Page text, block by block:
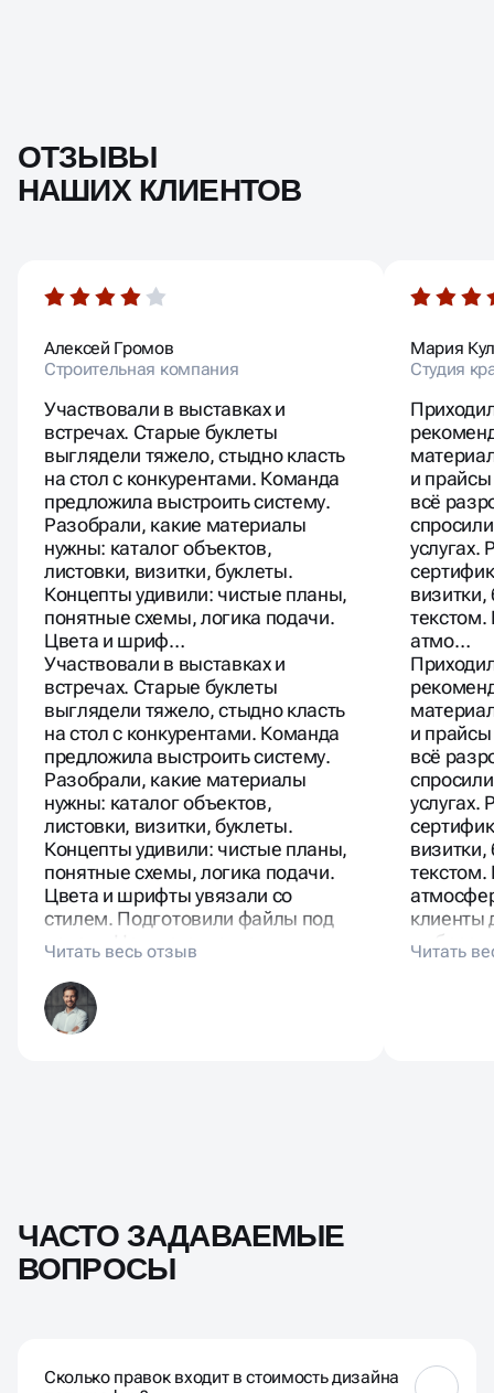
ОТЗЫВЫ
НАШИХ КЛИЕНТОВ
Алексей Громов
Строительная компания
Участвовали в выставках и
встречах. Старые буклеты
выглядели тяжело, стыдно класть
на стол с конкурентами. Команда
предложила выстроить систему.
Разобрали, какие материалы
нужны: каталог объектов,
листовки, визитки, буклеты.
Концепты удивили: чистые планы,
понятные схемы, логика подачи.
Цвета и шриф…
Участвовали в выставках и
встречах. Старые буклеты
выглядели тяжело, стыдно класть
на стол с конкурентами. Команда
предложила выстроить систему.
Разобрали, какие материалы
нужны: каталог объектов,
листовки, визитки, буклеты.
Концепты удивили: чистые планы,
понятные схемы, логика подачи.
Цвета и шрифты увязали со
стилем. Подготовили файлы под
печать. На выставке люди
забирали каталоги «внахват».
Мария
Студия
и
всё
услугах.
визитки,
атмо…
и
всё
услугах.
визитки,
клиенты
частью
ЧАСТО ЗАДАВАЕМЫЕ
ВОПРОСЫ
Сколько правок входит в стоимость дизайна